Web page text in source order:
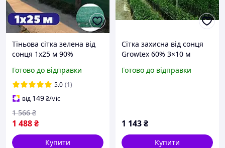
Тіньова сітка зелена від
сонця 1х25 м 90%
паркан для накриття
альтанки та балкону AGN
Готово до відправки
5.0 (1)
від 149₴/міс
1 488₴
1 566 ₴
Купити
Сітка захисна від сонця
Growtex 60% 3×10 м
теплиці
Готово до відправки
1 143₴
Купити